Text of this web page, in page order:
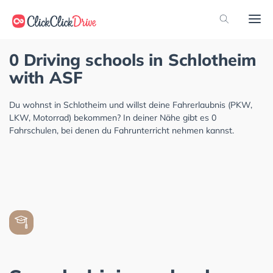
0 Driving schools in Schlotheim
with ASF
Du wohnst in Schlotheim und willst deine Fahrerlaubnis (PKW,
LKW, Motorrad) bekommen? In deiner Nähe gibt es 0
Fahrschulen, bei denen du Fahrunterricht nehmen kannst.